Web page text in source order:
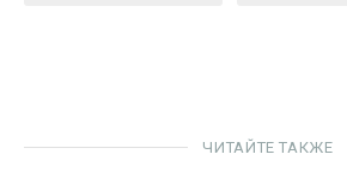
ЧИТАЙТЕ ТАКЖЕ